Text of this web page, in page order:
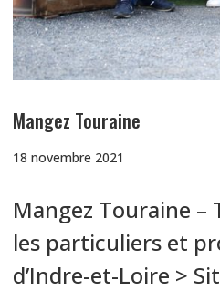
Mangez Touraine
18 novembre 2021
Mangez Touraine
les particuliers et
d’Indre-et-Loire >